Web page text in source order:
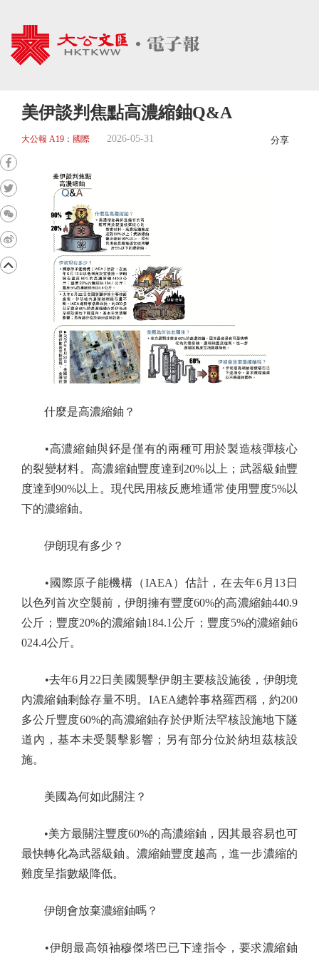
美伊談判焦點高濃縮鈾Q&A
大公報 A19：國際 2026-05-31 分享
什麼是高濃縮鈾？
•高濃縮鈾與鈈是僅有的兩種可用於製造核彈核心
的裂變材料。高濃縮鈾豐度達到20%以上；武器級鈾豐
度達到90%以上。現代民用核反應堆通常使用豐度5%以
下的濃縮鈾。
伊朗現有多少？
•國際原子能機構（IAEA）估計，在去年6月13日
以色列首次空襲前，伊朗擁有豐度60%的高濃縮鈾440.9
公斤；豐度20%的濃縮鈾184.1公斤；豐度5%的濃縮鈾6
024.4公斤。
•去年6月22日美國襲擊伊朗主要核設施後，伊朗境
內濃縮鈾剩餘存量不明。IAEA總幹事格羅西稱，約200
多公斤豐度60%的高濃縮鈾存於伊斯法罕核設施地下隧
道內，基本未受襲擊影響；另有部分位於納坦茲核設
施。
美國為何如此關注？
•美方最關注豐度60%的高濃縮鈾，因其最容易也可
最快轉化為武器級鈾。濃縮鈾豐度越高，進一步濃縮的
難度呈指數級降低。
伊朗會放棄濃縮鈾嗎？
•伊朗最高領袖穆傑塔巴已下達指令，要求濃縮鈾